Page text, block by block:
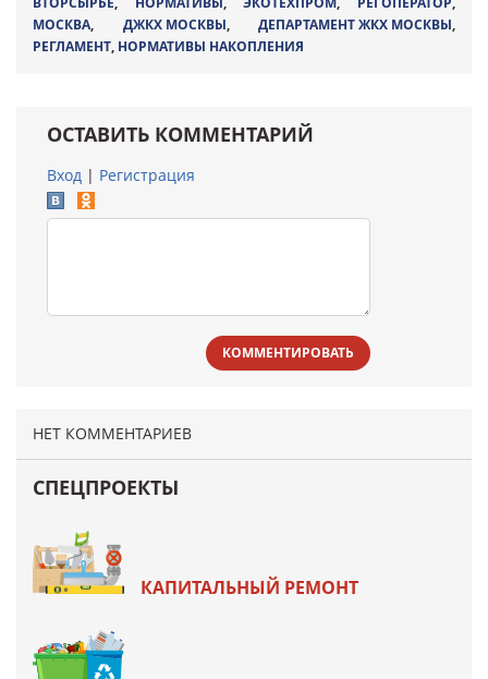
МОСКВА, ДЖКХ МОСКВЫ, ДЕПАРТАМЕНТ ЖКХ МОСКВЫ,
РЕГЛАМЕНТ, НОРМАТИВЫ НАКОПЛЕНИЯ
ОСТАВИТЬ КОММЕНТАРИЙ
Вход | Регистрация
КОММЕНТИРОВАТЬ
НЕТ КОММЕНТАРИЕВ
СПЕЦПРОЕКТЫ
КАПИТАЛЬНЫЙ РЕМОНТ